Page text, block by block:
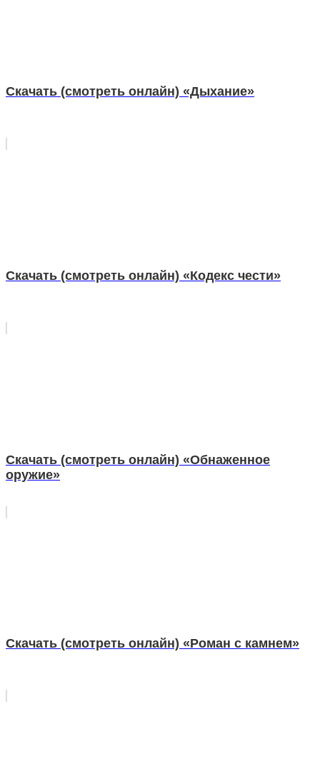
Скачать (смотреть онлайн) «Дыхание»
Скачать (смотреть онлайн) «Кодекс чести»
Скачать (смотреть онлайн) «Обнаженное
оружие»
Скачать (смотреть онлайн) «Роман с камнем»